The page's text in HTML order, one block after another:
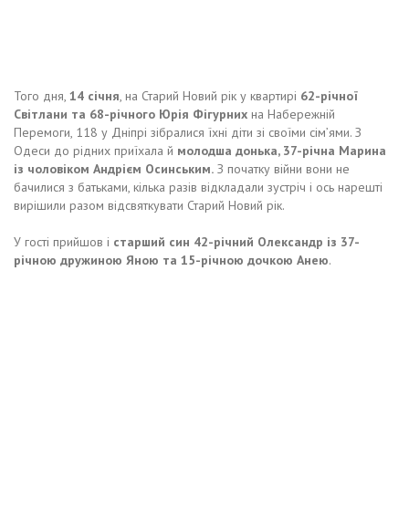
Того дня, 14 січня, на Старий Новий рік у квартирі 62-річної
Світлани та 68-річного Юрія Фігурних на Набережній
Перемоги, 118 у Дніпрі зібралися їхні діти зі своїми сім’ями. З
Одеси до рідних приїхала й молодша донька, 37-річна Марина
із чоловіком Андрієм Осинським. З початку війни вони не
бачилися з батьками, кілька разів відкладали зустріч і ось нарешті
вирішили разом відсвяткувати Старий Новий рік.
У гості прийшов і старший син 42-річний Олександр із 37-
річною дружиною Яною та 15-річною дочкою Анею.